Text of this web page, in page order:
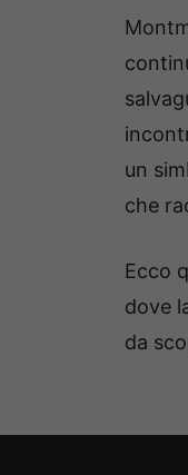
un
che
Ecco
dove
da